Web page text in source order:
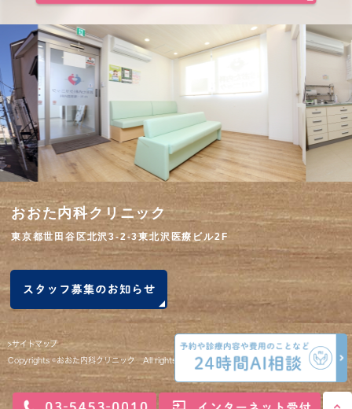
おおた内科クリニック
東京都世田谷区北沢3-2-3東北沢医療ビル2F
>サイトマップ
Copyrights ©おおた内科クリニック All rights reserved